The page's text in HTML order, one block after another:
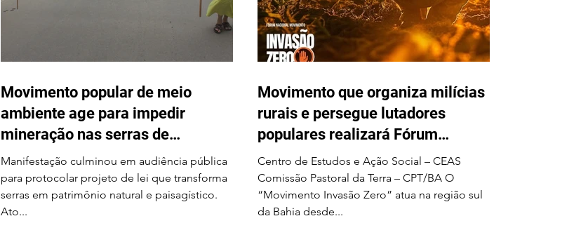
Movimento popular de meio
ambiente age para impedir
mineração nas serras de
Itarantim
Manifestação culminou em audiência pública
para protocolar projeto de lei que transforma
serras em patrimônio natural e paisagístico.
Ato...
Movimento que organiza milícias
rurais e persegue lutadores
populares realizará Fórum
Nacional em Ilhéus em junho
Centro de Estudos e Ação Social – CEAS
Comissão Pastoral da Terra – CPT/BA O
“Movimento Invasão Zero” atua na região sul
da Bahia desde...